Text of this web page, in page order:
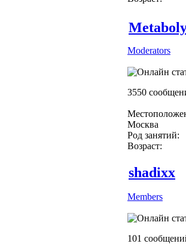
Moderators
3550
Москва
Род занятий:
Возраст:
shadixx
Members
101